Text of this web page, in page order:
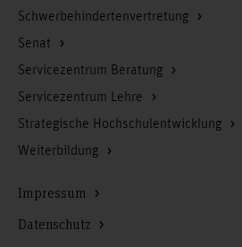
Schwerbehindertenvertretung
Senat
Servicezentrum Beratung
Servicezentrum Lehre
Strategische Hochschulentwicklung
Weiterbildung
Impressum
Datenschutz